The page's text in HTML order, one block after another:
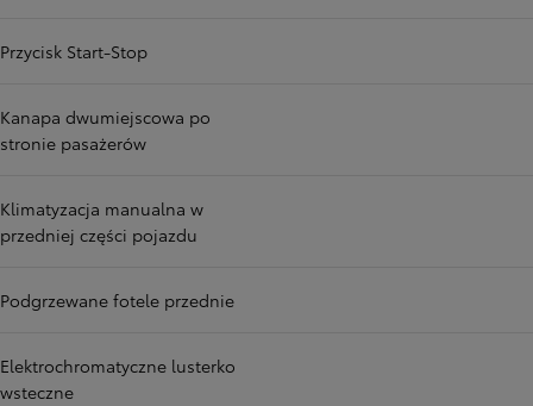
Przycisk Start-Stop
Kanapa dwumiejscowa po
stronie pasażerów
Klimatyzacja manualna w
przedniej części pojazdu
Podgrzewane fotele przednie
Elektrochromatyczne lusterko
wsteczne